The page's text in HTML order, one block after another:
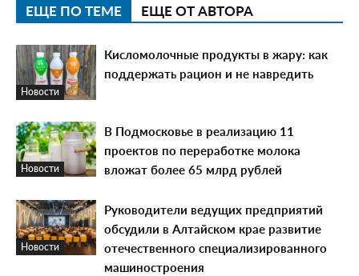
ЕЩЕ ПО ТЕМЕ ЕЩЕ ОТ АВТОРА
Новости
Кисломолочные продукты в жару: как
поддержать рацион и не навредить
Новости
В Подмосковье в реализацию 11
проектов по переработке молока
вложат более 65 млрд рублей
Новости
Руководители ведущих предприятий
обсудили в Алтайском крае развитие
отечественного специализированного
машиностроения